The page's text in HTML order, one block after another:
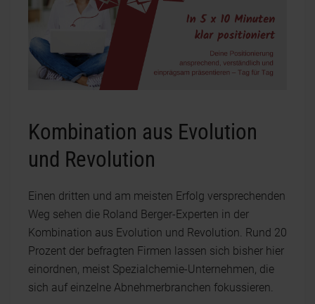
Kombination aus Evolution
und Revolution
Einen dritten und am meisten Erfolg versprechenden
Weg sehen die Roland Berger-Experten in der
Kombination aus Evolution und Revolution. Rund 20
Prozent der befragten Firmen lassen sich bisher hier
einordnen, meist Spezialchemie-Unternehmen, die
sich auf einzelne Abnehmerbranchen fokussieren.